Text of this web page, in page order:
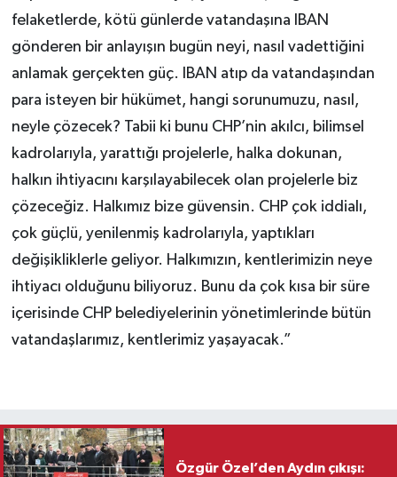
felaketlerde, kötü günlerde vatandaşına IBAN
gönderen bir anlayışın bugün neyi, nasıl vadettiğini
anlamak gerçekten güç. IBAN atıp da vatandaşından
para isteyen bir hükümet, hangi sorunumuzu, nasıl,
neyle çözecek? Tabii ki bunu CHP’nin akılcı, bilimsel
kadrolarıyla, yarattığı projelerle, halka dokunan,
halkın ihtiyacını karşılayabilecek olan projelerle biz
çözeceğiz. Halkımız bize güvensin. CHP çok iddialı,
çok güçlü, yenilenmiş kadrolarıyla, yaptıkları
değişikliklerle geliyor. Halkımızın, kentlerimizin neye
ihtiyacı olduğunu biliyoruz. Bunu da çok kısa bir süre
içerisinde CHP belediyelerinin yönetimlerinde bütün
vatandaşlarımız, kentlerimiz yaşayacak.”
Özgür Özel’den Aydın çıkışı: